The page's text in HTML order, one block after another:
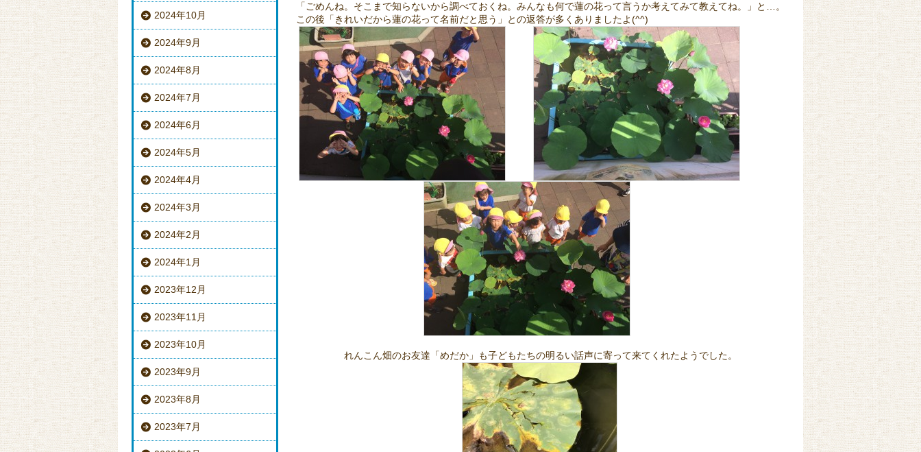
2024年10月
2024年9月
2024年8月
2024年7月
2024年6月
2024年5月
2024年4月
2024年3月
2024年2月
2024年1月
2023年12月
2023年11月
2023年10月
2023年9月
2023年8月
2023年7月
「ごめんね。そこまで知らないから調べておくね。みんなも何で蓮の花って言うか考えてみて教えてね。」と…。
この後「きれいだから蓮の花って名前だと思う」との返答が多くありましたよ(^^)
れんこん畑のお友達「めだか」も子どもたちの明るい話声に寄って来てくれたようでした。